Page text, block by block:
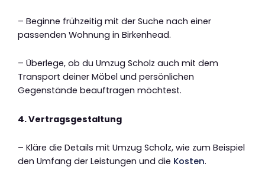
– Beginne frühzeitig mit der Suche nach einer
passenden Wohnung in Birkenhead.
– Überlege, ob du Umzug Scholz auch mit dem
Transport deiner Möbel und persönlichen
Gegenstände beauftragen möchtest.
4. Vertragsgestaltung
– Kläre die Details mit Umzug Scholz, wie zum Beispiel
den Umfang der Leistungen und die Kosten.